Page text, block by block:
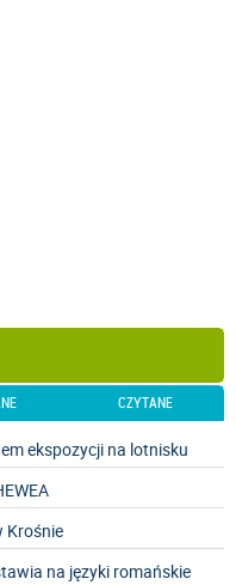
CZYTANE
ekspozycji na lotnisku
Krośnie
na języki romańskie